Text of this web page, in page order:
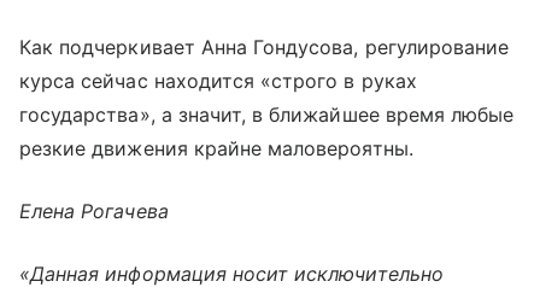
Как подчеркивает Анна Гондусова, регулирование
курса сейчас находится «строго в руках
государства», а значит, в ближайшее время любые
резкие движения крайне маловероятны.
Елена Рогачева
«Данная информация носит исключительно